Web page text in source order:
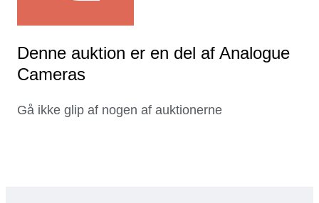
Denne auktion er en del af Analogue
Cameras
Gå ikke glip af nogen af auktionerne